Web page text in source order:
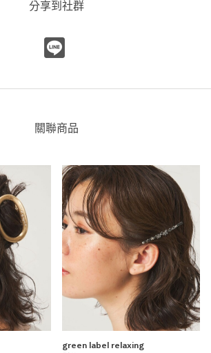
分享到社群
關聯商品
green label relaxing